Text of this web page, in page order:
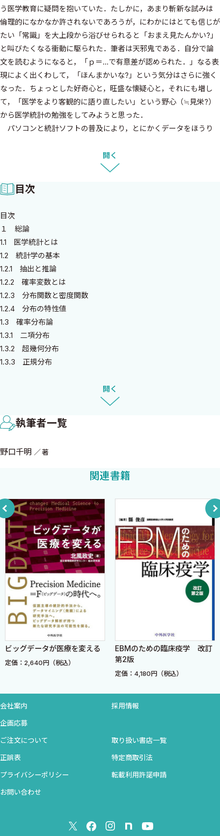
う医学教育に疑問を抱いていた．たしかに，あまり斬新な試みは
倫理的になかなか許されないであろうが，にわかにはとても信じが
たい「常識」を大上段から浴びせられると「おまえ見たんかい?」
と叫びたくなる衝動に駆られた．筆者は天邪鬼である．自分で論
文を読むようになると，「ｐ＝…で有意差が認められた．」なる表
現によく出くわして，「ほんまかいな?」という気分はさらに強く
なった．ちょっとした好奇心と，旺盛な懐疑心と，それにも増し
て，「医学をより客観的に語り直したい」という野心（≒見栄?）
から医学統計の勉強をしてみようと思った．
パソコンと統計ソフトの普及により，とにかくデータをほうり
るという時代になって，ますます医学を支える論理は危機的状況に
陥ったようである．しかし，なんといっても統計ソフトの利用は便
利で簡単で，わけさえわかれば，面倒なプログラミングをしなく
て済むのはとてもありがたいことである．
科書」（数理統計学の教科書がないと理屈はよくわからない）
と，ソフトのマニュアル本に大きく二分されるようである．自分
が勉強していく中で，理論も応用も一冊で済むという教科書がな
いことを歯がゆく思ってきた．本書は，時間のない臨床家のため
に，ケーススタディの形で解析の理論とソフトの利用法の両方を提
示することを目標にした．「統計の教科書は数式ばかりで意味が
見えにくい」という声をよく聞くので，いろいろな統計手法の
「気分」にもできるだけ紙面をさいたつもりである．
第 1 章は，数理統計学の教科書には必ず記載されている統計学の
基礎事項である．章の性格上，数式による記述が多いが，気分が
悪い方はひとまず飛ばして用語辞典替わりに使っていただきた
い．第 2 章は，統計ソフト（StatView，JMP）の基本的な利用法
しているが，第 7 章の生存関数の比較は，第 6 章の層別解析を先
に読まないと理解しづらいかもしれない．各手法の理論的背景と，
本書の数学的記述の部分の理解に必要な線型代数学，微積分学の
基本事項（大学教養程度）は付録に載せた．
例題に用いたデータは，筆者がいままでに実際に解析を依頼さ
り，サンプル数が少ないので，統計学の例題としては適切でないか
して解析するというかなり見苦しい例題となってしまった．筆者の
経験不足から生データの収集がおぼつかなかったのが実状であ
る．平にご勘弁いただきたい．東京大学第三外科の河原正樹先
生，三村芳和先生，東芝林間病院整形外科の小林誠先生，日本医
科大学麻酔科の北村晶先生，癌研付属病院外科の斎藤光江先生に
は研究データの掲載を快く了承していただいた．先生方の協力が
なければ本書が完成しなかったのはいうまでもない．
前東京大学第三外科教授大原毅先生（現横須賀共済病院院長）
には，大学院進学の際に，医学統計の勉強をきちんとしたいとい
う筆者のわがままを聞き入れていだだいた上に本書の発刊に関し
てご尽力いただき，心から謝意を申し上げたい．
放送大学教授長岡亮介先生には，数学的補遺の原稿に目を通し
ていただいた．先生には数学者の立場から，医学統計の問題点や
あるべき姿について日ごろからご意見をいただき，この場を借り
一方的で恐縮だが，東京大学疫学生物統計学教授大橋靖雄先生
たころ，保健学科の授業を「もぐり」で聴かせていただいた．本
書の記述の中には，先生の講義からの「受け売り」も少なからず
ある．
学社の小川孝志，久保田恭史両氏にお礼を申し上げたい．両氏に
は，せっかちな筆者のめまぐるしい校正に強制的に付き合わせて
本書を，医学研究に携わる臨床家のデータ解析の役に立ててい
ただければ，望外の幸せである．
開く
目次
目次
１ 総論
1.1 医学統計とは
1.2 統計学の基本
1.2.1 抽出と推論
1.2.2 確率変数とは
1.2.3 分布関数と密度関数
1.2.4 分布の特性値
1.3 確率分布論
1.3.1 二項分布
1.3.2 超幾何分布
1.3.3 正規分布
1.4.1 ２次元確率ベクトルの分布
1.4.2 同時分布と周辺分布
1.4.3 ２次元確率ベクトルの代表値
1.4.5 多項分布
1.5.1 χ2分布
1.5.2 ｔ分布
1.5.3 Ｆ分布
1.5.4 標本平均と標本分散の分布
1.6 統計学的検定
1.6.1 帰無仮設
1.6.2 ｐ値の計算と棄却域
1.6.3 ２種類の誤り
1.7 統計学的推定
1.7.1 不偏推定量
1.7.2 検定ベースの推定
1.7.3 最尤推定法
1.7.4 最小二乗法
2.1 何でもかんでもｔ検定？
2.2 ２群比較の際の道筋
2.2.1 データの尺度
2.3 ノンパラメトリック検定
2.3.1 ノンパラメトリック検定とは
2.3.2 いろいろなノンパラメトリック検定
3.1.1 １元配置の分散分析
開く
執筆者一覧
野口千明 著
関連書籍
ビッグデータが医療を変える
定価：2,640円（税込）
EBMのための臨床疫学 改訂
第2版
定価：4,180円（税込）
会社案内 採用情報
企画応募
ご注文について 取り扱い書店一覧
正誤表 特定商取引法
プライバシーポリシー 転載利用許諾申請
お問い合わせ